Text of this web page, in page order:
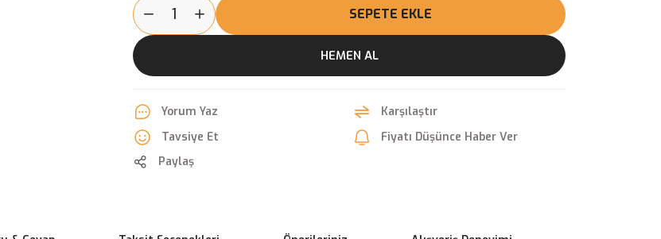
SEPETE EKLE
HEMEN AL
Yorum Yaz
Karşılaştır
Tavsiye Et
Fiyatı Düşünce Haber Ver
Paylaş